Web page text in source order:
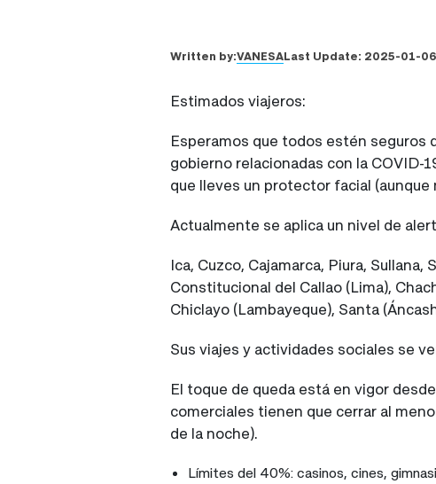
Written by:VANESALast Update: 2025-01-06
Estimados viajeros:
Esperamos que todos estén seguros
gobierno relacionadas con la COVID-
que lleves un protector facial
Actualmente se aplica un nivel de
Ica, Cuzco, Cajamarca, Piura,
Constitucional del Callao (Lima),
Chiclayo (Lambayeque), Santa
Sus viajes y actividades sociales se
El toque de queda está en vigor
comerciales tienen que cerrar al
de la noche).
Límites del 40%: casinos, cines,